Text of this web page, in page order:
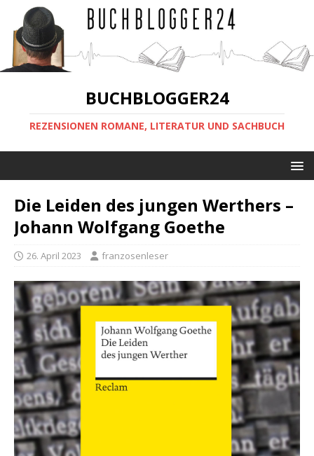
BUCHBLOGGER24
REZENSIONEN ROMANE, LITERATUR UND SACHBUCH
Die Leiden des jungen Werthers –
Johann Wolfgang Goethe
26. April 2023 franzosenleser